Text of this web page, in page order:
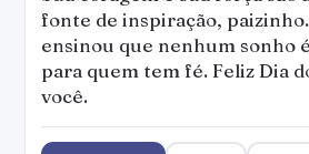
fonte de inspiração,
ensinou que nenhum sonho
para quem tem fé. Feliz Dia
você.